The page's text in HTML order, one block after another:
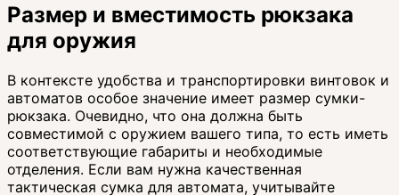
Размер и вместимость рюкзака
для оружия
В контексте удобства и транспортировки винтовок и
автоматов особое значение имеет размер сумки-
рюкзака. Очевидно, что она должна быть
совместимой с оружием вашего типа, то есть иметь
соответствующие габариты и необходимые
отделения. Если вам нужна качественная
тактическая сумка для автомата, учитывайте